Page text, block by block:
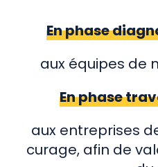
En phase
aux équipes de
En phase
aux entreprises
curage, afin de